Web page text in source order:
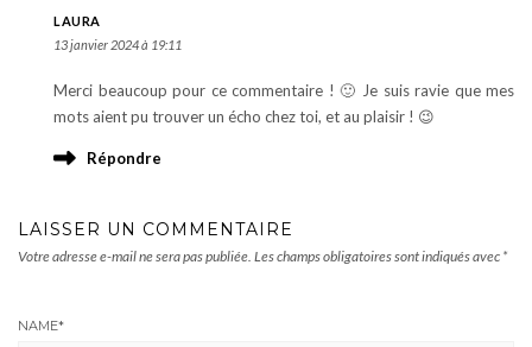
LAURA
13 janvier 2024 à 19:11
Merci beaucoup pour ce commentaire ! 🙂 Je suis ravie que mes
mots aient pu trouver un écho chez toi, et au plaisir ! 😉
Répondre
LAISSER UN COMMENTAIRE
Votre adresse e-mail ne sera pas publiée. Les champs obligatoires sont indiqués avec *
NAME*